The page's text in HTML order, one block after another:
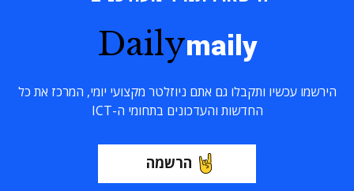
Dailymaily
הירשמו עכשיו ותקבלו גם אתם ניוזלטר מקצועי יומי, המרכז את כל
החדשות והעדכונים בתחומי ה-ICT
הרשמה